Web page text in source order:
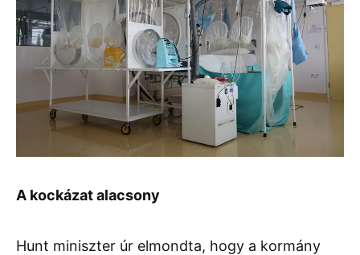
A kockázat alacsony
Hunt miniszter úr elmondta, hogy a kormány